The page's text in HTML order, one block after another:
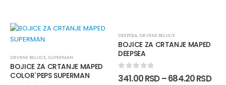
DRVENE BOJICE,SUPERMAN
BOJICE ZA CRTANJE MAPED
COLOR`PEPS SUPERMAN
DEEPSEA, DRVENE BOJICE
BOJICE ZA CRTANJE MAPED
DEEPSEA
0 out of 5
341.00RSD–684.20RSD